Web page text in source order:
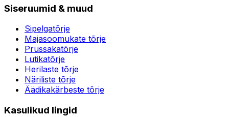
Siseruumid & muud
Sipelgatõrje
Majasoomukate tõrje
Prussakatõrje
Lutikatõrje
Herilaste tõrje
Näriliste tõrje
Äädikakärbeste tõrje
Kasulikud lingid